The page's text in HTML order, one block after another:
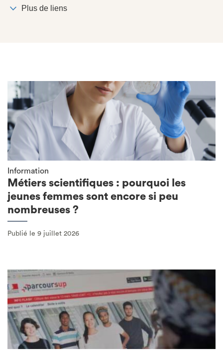
Plus de liens
Information
Métiers scientifiques : pourquoi les
jeunes femmes sont encore si peu
nombreuses ?
Publié le 9 juillet 2026